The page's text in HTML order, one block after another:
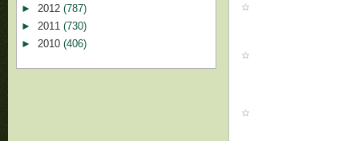
► 2012 (787)
► 2011 (730)
► 2010 (406)